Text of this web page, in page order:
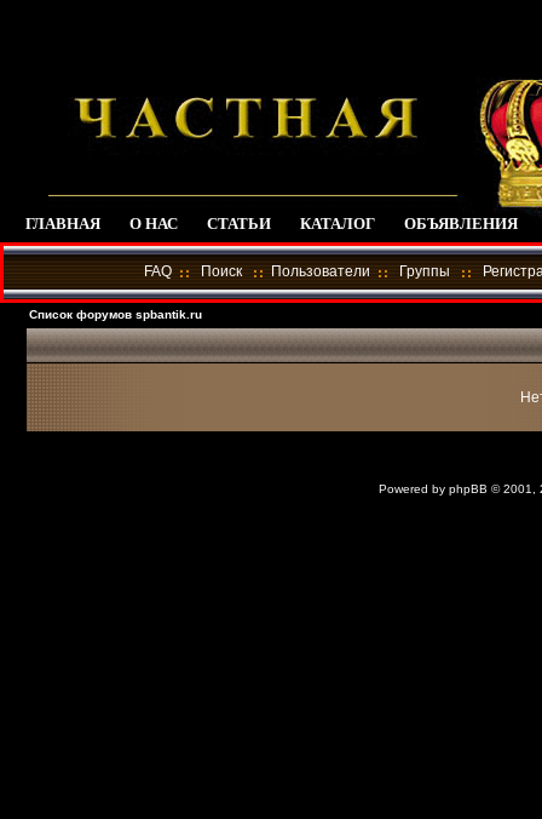
ГЛАВНАЯ О НАС СТАТЬИ КАТАЛОГ ОБЪЯВЛЕНИЯ
FAQ Поиск Пользователи Группы
Список форумов spbantik.ru
Powered by phpBB © 2001,